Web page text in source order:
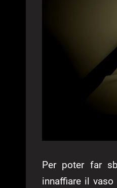
Per poter far
innaffiare il